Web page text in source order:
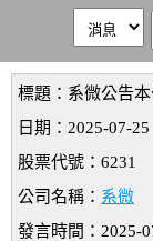
標題：系微公告
日期：2025-07-25
股票代號：6231
公司名稱： 系微
發言時間：2025-